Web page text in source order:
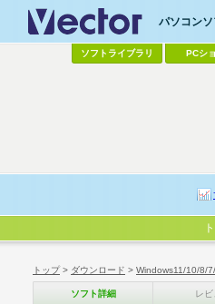
トップ> ダウンロード > Windows11/10/8/
ソフト詳細 レビ
パソコン
ソフトライブラリ PCシ